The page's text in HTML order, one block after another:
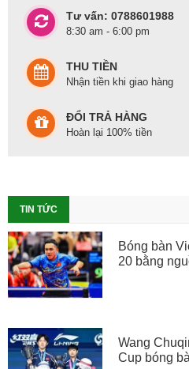
Tư vấn: 0788601988
8:30 am - 6:00 pm
THU TIỀN
Nhận tiền khi giao hàng
ĐỔI TRẢ HÀNG
Hoàn lại 100% tiền
TIN TỨC
Bóng bàn
20 bằng
Wang
Cup bóng